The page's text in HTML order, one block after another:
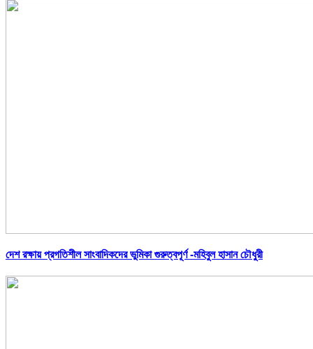
দেশ রক্ষায় প্রগতিশীল সাংবাদিকদের ভুমিকা গুরুত্বপূর্ণ -মহিবুল হাসান চৌধুরী